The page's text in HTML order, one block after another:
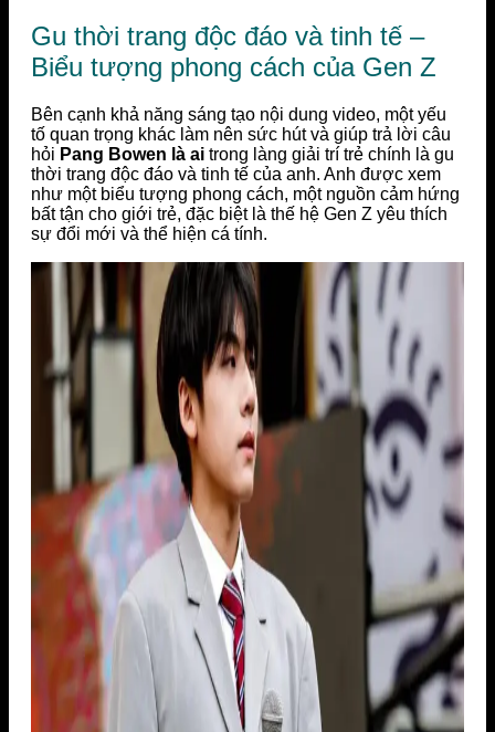
Gu thời trang độc đáo và tinh tế –
Biểu tượng phong cách của Gen Z
Bên cạnh khả năng sáng tạo nội dung video, một yếu
tố quan trọng khác làm nên sức hút và giúp trả lời câu
hỏi Pang Bowen là ai trong làng giải trí trẻ chính là gu
thời trang độc đáo và tinh tế của anh. Anh được xem
như một biểu tượng phong cách, một nguồn cảm hứng
bất tận cho giới trẻ, đặc biệt là thế hệ Gen Z yêu thích
sự đổi mới và thể hiện cá tính.